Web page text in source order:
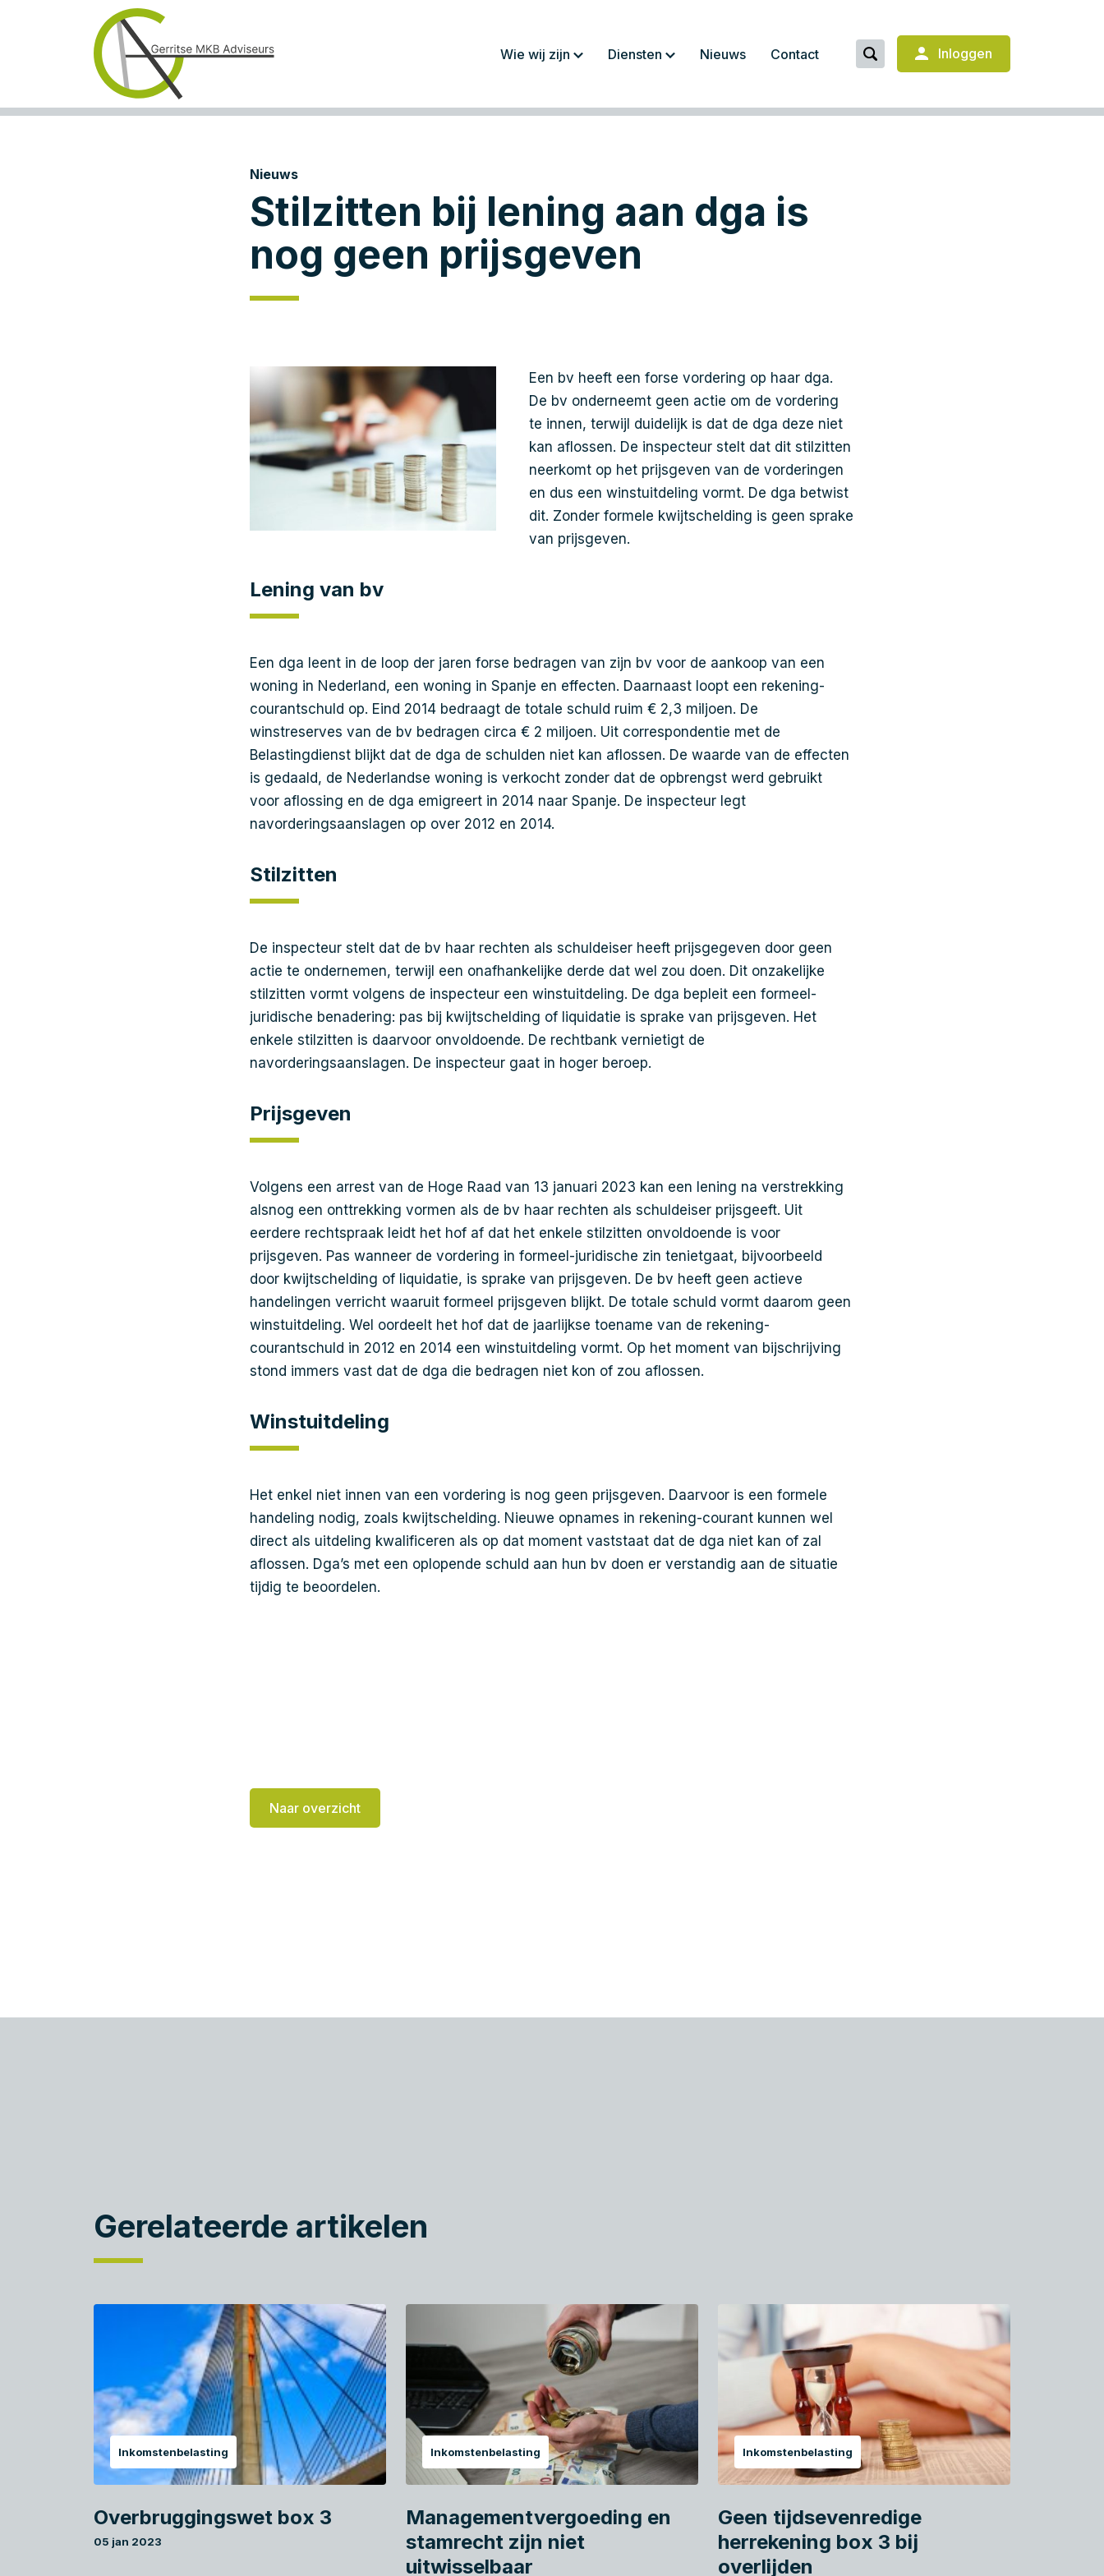
Wie wij zijn
Werken bij
Diensten
Salaris en personeel
Nieuws Contact Inloggen
Nieuws
Stilzitten bij lening aan dga is
nog geen prijsgeven
Een bv heeft een forse vordering op haar dga.
De bv onderneemt geen actie om de vordering
te innen, terwijl duidelijk is dat de dga deze niet
kan aflossen. De inspecteur stelt dat dit stilzitten
neerkomt op het prijsgeven van de vorderingen
en dus een winstuitdeling vormt. De dga betwist
dit. Zonder formele kwijtschelding is geen sprake
van prijsgeven.
Lening van bv
Een dga leent in de loop der jaren forse bedragen van zijn bv voor de aankoop van een
woning in Nederland, een woning in Spanje en effecten. Daarnaast loopt een rekening-
courantschuld op. Eind 2014 bedraagt de totale schuld ruim € 2,3 miljoen. De
winstreserves van de bv bedragen circa € 2 miljoen. Uit correspondentie met de
Belastingdienst blijkt dat de dga de schulden niet kan aflossen. De waarde van de effecten
is gedaald, de Nederlandse woning is verkocht zonder dat de opbrengst werd gebruikt
voor aflossing en de dga emigreert in 2014 naar Spanje. De inspecteur legt
navorderingsaanslagen op over 2012 en 2014.
Stilzitten
De inspecteur stelt dat de bv haar rechten als schuldeiser heeft prijsgegeven door geen
actie te ondernemen, terwijl een onafhankelijke derde dat wel zou doen. Dit onzakelijke
stilzitten vormt volgens de inspecteur een winstuitdeling. De dga bepleit een formeel-
juridische benadering: pas bij kwijtschelding of liquidatie is sprake van prijsgeven. Het
enkele stilzitten is daarvoor onvoldoende. De rechtbank vernietigt de
navorderingsaanslagen. De inspecteur gaat in hoger beroep.
Prijsgeven
Volgens een arrest van de Hoge Raad van 13 januari 2023 kan een lening na verstrekking
alsnog een onttrekking vormen als de bv haar rechten als schuldeiser prijsgeeft. Uit
eerdere rechtspraak leidt het hof af dat het enkele stilzitten onvoldoende is voor
prijsgeven. Pas wanneer de vordering in formeel-juridische zin tenietgaat, bijvoorbeeld
door kwijtschelding of liquidatie, is sprake van prijsgeven. De bv heeft geen actieve
handelingen verricht waaruit formeel prijsgeven blijkt. De totale schuld vormt daarom geen
winstuitdeling. Wel oordeelt het hof dat de jaarlijkse toename van de rekening-
courantschuld in 2012 en 2014 een winstuitdeling vormt. Op het moment van bijschrijving
stond immers vast dat de dga die bedragen niet kon of zou aflossen.
Winstuitdeling
Het enkel niet innen van een vordering is nog geen prijsgeven. Daarvoor is een formele
handeling nodig, zoals kwijtschelding. Nieuwe opnames in rekening-courant kunnen wel
direct als uitdeling kwalificeren als op dat moment vaststaat dat de dga niet kan of zal
aflossen. Dga’s met een oplopende schuld aan hun bv doen er verstandig aan de situatie
tijdig te beoordelen.
Naar overzicht
Gerelateerde artikelen
Inkomstenbelasting
Overbruggingswet box 3
05 jan 2023
Inkomstenbelasting
Managementvergoeding en
stamrecht zijn niet
uitwisselbaar
Inkomstenbelasting
Geen tijdsevenredige
herrekening box 3 bij
overlijden